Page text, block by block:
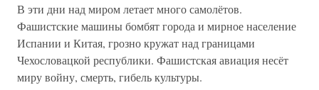
В эти дни над миром летает много самолётов.
Фашистские машины бомбят города и мирное население
Испании и Китая, грозно кружат над границами
Чехословацкой республики. Фашистская авиация несёт
миру войну, смерть, гибель культуры.